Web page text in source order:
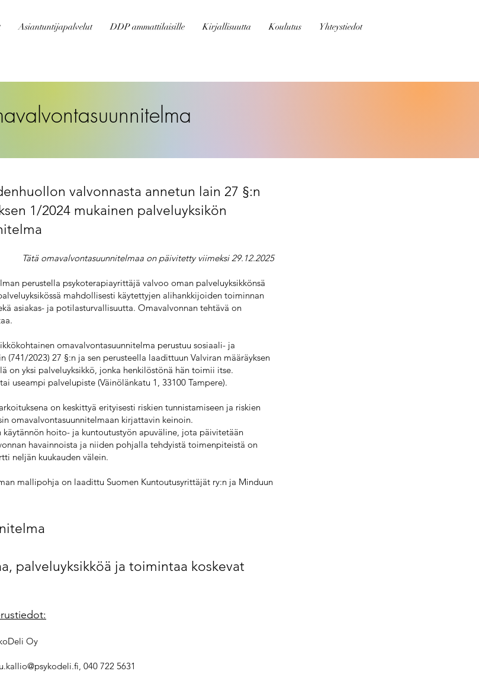
Asiantuntijapalvelut DDP ammattilaisille Kirjallisuutta Koulutus Yhteystiedot
valvonnasta annetun lain 27 §:n
1/2024 mukainen palveluyksikön
Tätä omavalvontasuunnitelmaa on päivitetty viimeksi 29.12.2025
perustella psykoterapiayrittäjä valvoo oman palveluyksikkönsä
mahdollisesti käytettyjen alihankkijoiden toiminnan
asiakas- ja potilasturvallisuutta. Omavalvonnan tehtävä on
omavalvontasuunnitelma perustuu sosiaali- ja
(741/2023) 27 §:n ja sen perusteella laadittuun Valviran määräyksen
on yksi palveluyksikkö, jonka henkilöstönä hän toimii itse.
useampi palvelupiste (Väinölänkatu 1, 33100 Tampere).
on keskittyä erityisesti riskien tunnistamiseen ja riskien
omavalvontasuunnitelmaan kirjattavin keinoin.
hoito- ja kuntoutustyön apuväline, jota päivitetään
havainnoista ja niiden pohjalla tehdyistä toimenpiteistä on
neljän kuukauden välein.
mallipohja on laadittu Suomen Kuntoutusyrittäjät ry:n ja Minduun
palveluyksikköä ja toimintaa koskevat
Oy
040 722 5631